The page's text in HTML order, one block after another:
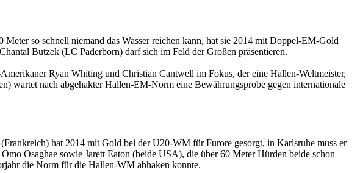
so schnell niemand das Wasser reichen kann, hat sie 2014 mit Doppel-EM-Gold
Butzek (LC Paderborn) darf sich im Feld der Großen präsentieren.
Ryan Whiting und Christian Cantwell im Fokus, der eine Hallen-Weltmeister,
wartet nach abgehakter Hallen-EM-Norm eine Bewährungsprobe gegen internationale
hat 2014 mit Gold bei der U20-WM für Furore gesorgt, in Karlsruhe muss er
Osaghae sowie Jarett Eaton (beide USA), die über 60 Meter Hürden beide schon
die Norm für die Hallen-WM abhaken konnte.